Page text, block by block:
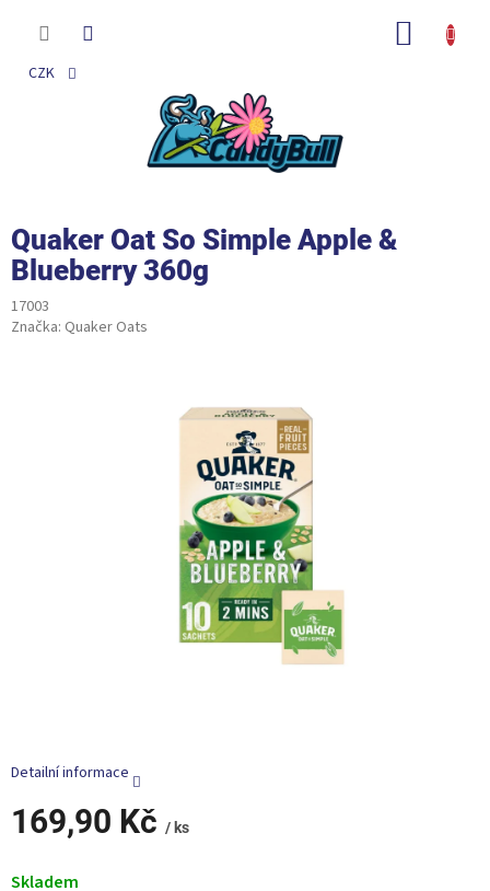
CZK
Quaker Oat So Simple Apple &
Blueberry 360g
17003
Značka: Quaker Oats
169,90 Kč / ks
cena:
Skladem
Detailní informace